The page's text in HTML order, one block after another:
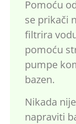
Pomoću
se prikači
filtrira
pomoću
pumpe
bazen.
Nikada
napraviti